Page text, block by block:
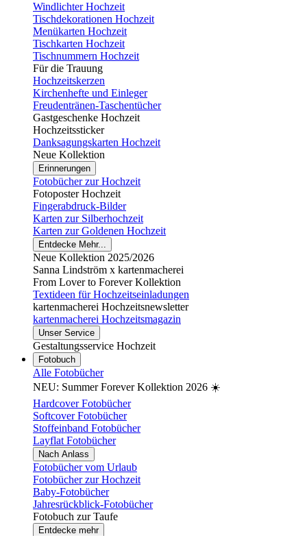
Windlichter Hochzeit
Tischdekorationen Hochzeit
Menükarten Hochzeit
Tischkarten Hochzeit
Tischnummern Hochzeit
Für die Trauung
Hochzeitskerzen
Kirchenhefte und Einleger
Freudentränen-Taschentücher
Gastgeschenke Hochzeit
Hochzeitssticker
Danksagungskarten Hochzeit
Neue Kollektion
Erinnerungen
Fotobücher zur Hochzeit
Fotoposter Hochzeit
Fingerabdruck-Bilder
Karten zur Silberhochzeit
Karten zur Goldenen Hochzeit
Entdecke Mehr...
Neue Kollektion 2025/2026
Sanna Lindström x kartenmacherei
From Lover to Forever Kollektion
Textideen für Hochzeitseinladungen
kartenmacherei Hochzeitsnewsletter
kartenmacherei Hochzeitsmagazin
Unser Service
Gestaltungsservice Hochzeit
Fotobuch
Alle Fotobücher
NEU: Summer Forever Kollektion 2026 ☀️
Hardcover Fotobücher
Softcover Fotobücher
Stoffeinband Fotobücher
Layflat Fotobücher
Nach Anlass
Fotobücher vom Urlaub
Fotobücher zur Hochzeit
Baby-Fotobücher
Jahresrückblick-Fotobücher
Fotobuch zur Taufe
Entdecke mehr